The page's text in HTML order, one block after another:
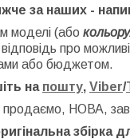
за наших -
моделі (або
про
або бюджетом.
на пошту, Viber/
продаємо, НОВА,
збірка